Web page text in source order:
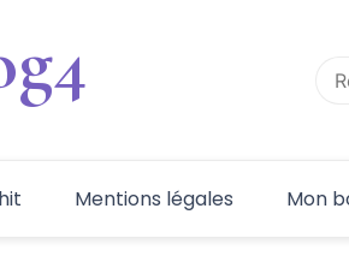
Mentions légales Mon